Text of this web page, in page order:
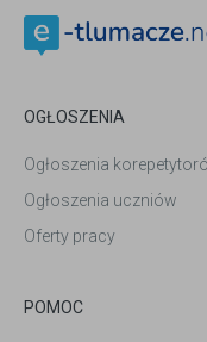
OGŁOSZENIA
Ogłoszenia
Ogłoszenia uczniów
Oferty pracy
POMOC